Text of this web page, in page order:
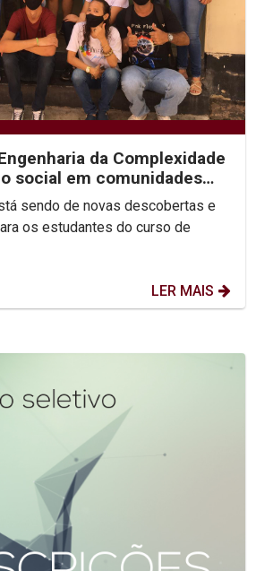
da Complexidade
social em comunidades
sendo de novas descobertas e
os estudantes do curso de
LER MAIS